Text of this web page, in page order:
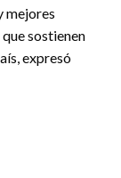
mejores
sostienen
expresó